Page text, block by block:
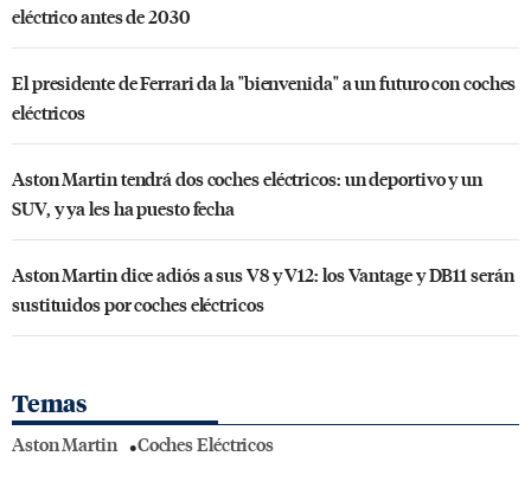
eléctrico antes de 2030
El presidente de Ferrari da la "bienvenida" a un futuro con coches
eléctricos
Aston Martin tendrá dos coches eléctricos: un deportivo y un
SUV, y ya les ha puesto fecha
Aston Martin dice adiós a sus V8 y V12: los Vantage y DB11 serán
sustituidos por coches eléctricos
Temas
Aston Martin Coches Eléctricos